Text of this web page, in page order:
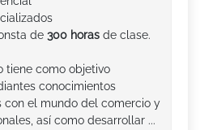
de 300 horas de clase.
tiene como objetivo
conocimientos
con el mundo del comercio y
así como desarrollar ...